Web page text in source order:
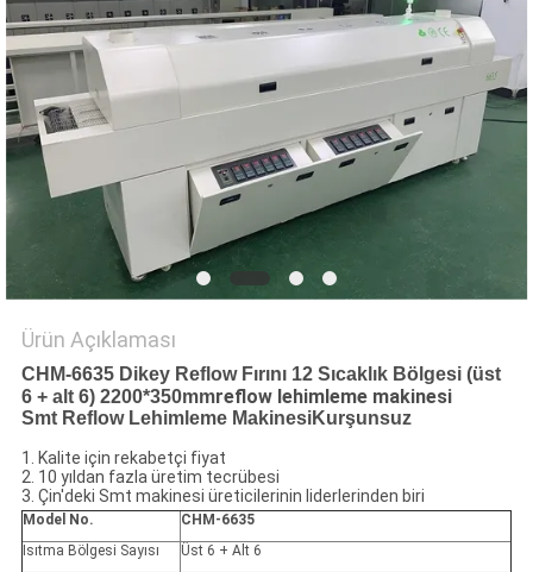
Ürün Açıklaması
CHM-6635 Dikey Reflow Fırını 12 Sıcaklık Bölgesi (üst
6 + alt 6) 2200*350mmreflow lehimleme makinesi
Smt Reflow Lehimleme MakinesiKurşunsuz
1. Kalite için rekabetçi fiyat
2. 10 yıldan fazla üretim tecrübesi
3. Çin'deki Smt makinesi üreticilerinin liderlerinden biri
Model No.
CHM-6635
Isıtma Bölgesi Sayısı
Üst 6 + Alt 6